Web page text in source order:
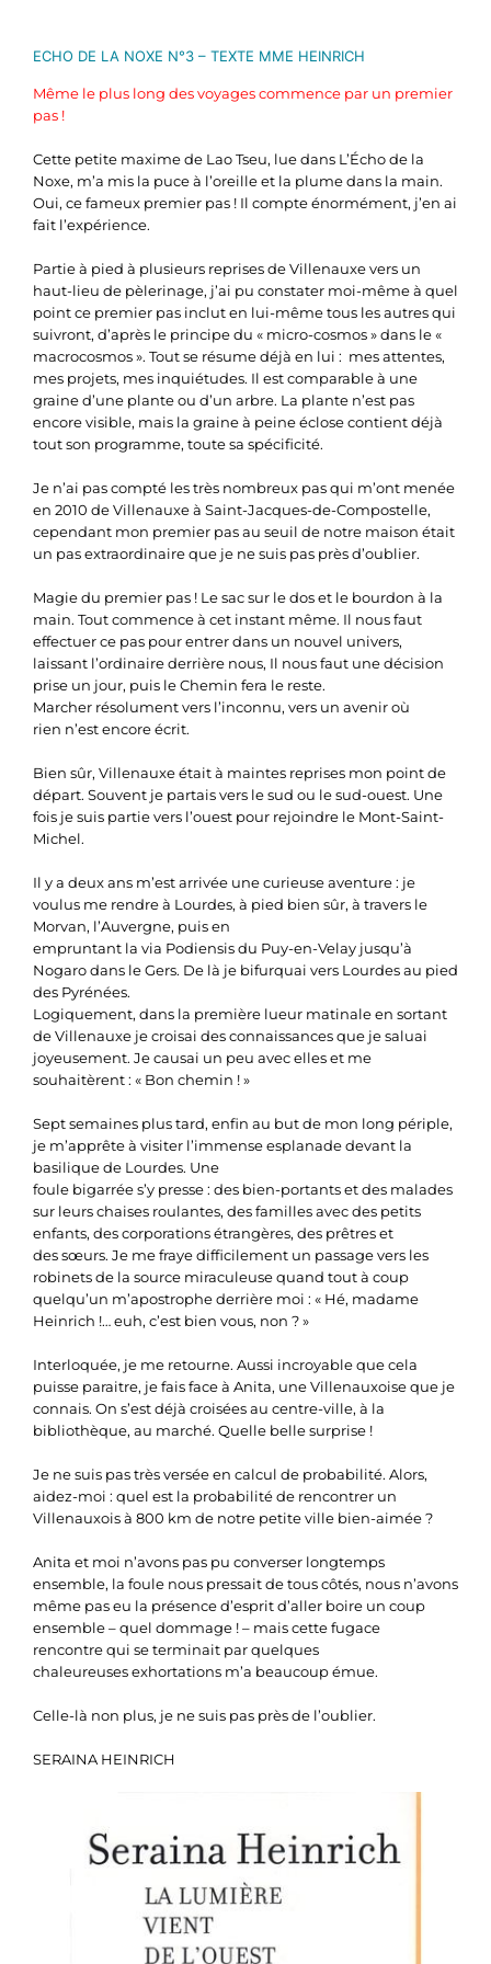
ECHO DE LA NOXE N°3 – TEXTE MME HEINRICH
Même le plus long des voyages commence par un premier
pas !
Cette petite maxime de Lao Tseu, lue dans L’Écho de la
Noxe, m’a mis la puce à l’oreille et la plume dans la main.
Oui, ce fameux premier pas ! Il compte énormément, j’en ai
fait l’expérience.
Partie à pied à plusieurs reprises de Villenauxe vers un
haut-lieu de pèlerinage, j’ai pu constater moi-même à quel
point ce premier pas inclut en lui-même tous les autres qui
suivront, d’après le principe du « micro-cosmos » dans le «
macrocosmos ». Tout se résume déjà en lui : mes attentes,
mes projets, mes inquiétudes. Il est comparable à une
graine d’une plante ou d’un arbre. La plante n’est pas
encore visible, mais la graine à peine éclose contient déjà
tout son programme, toute sa spécificité.
Je n’ai pas compté les très nombreux pas qui m’ont menée
en 2010 de Villenauxe à Saint-Jacques-de-Compostelle,
cependant mon premier pas au seuil de notre maison était
un pas extraordinaire que je ne suis pas près d’oublier.
Magie du premier pas ! Le sac sur le dos et le bourdon à la
main. Tout commence à cet instant même. Il nous faut
effectuer ce pas pour entrer dans un nouvel univers,
laissant l’ordinaire derrière nous, Il nous faut une décision
prise un jour, puis le Chemin fera le reste.
Marcher résolument vers l’inconnu, vers un avenir où
rien n’est encore écrit.
Bien sûr, Villenauxe était à maintes reprises mon point de
départ. Souvent je partais vers le sud ou le sud-ouest. Une
fois je suis partie vers l’ouest pour rejoindre le Mont-Saint-
Michel.
Il y a deux ans m’est arrivée une curieuse aventure : je
voulus me rendre à Lourdes, à pied bien sûr, à travers le
Morvan, l’Auvergne, puis en
empruntant la via Podiensis du Puy-en-Velay jusqu’à
Nogaro dans le Gers. De là je bifurquai vers Lourdes au pied
des Pyrénées.
Logiquement, dans la première lueur matinale en sortant
de Villenauxe je croisai des connaissances que je saluai
joyeusement. Je causai un peu avec elles et me
souhaitèrent : « Bon chemin ! »
Sept semaines plus tard, enfin au but de mon long périple,
je m’apprête à visiter l’immense esplanade devant la
basilique de Lourdes. Une
foule bigarrée s’y presse : des bien-portants et des malades
sur leurs chaises roulantes, des familles avec des petits
enfants, des corporations étrangères, des prêtres et
des sœurs. Je me fraye difficilement un passage vers les
robinets de la source miraculeuse quand tout à coup
quelqu’un m’apostrophe derrière moi : « Hé, madame
Heinrich !… euh, c’est bien vous, non ? »
Interloquée, je me retourne. Aussi incroyable que cela
puisse paraitre, je fais face à Anita, une Villenauxoise que je
connais. On s’est déjà croisées au centre-ville, à la
bibliothèque, au marché. Quelle belle surprise !
Je ne suis pas très versée en calcul de probabilité. Alors,
aidez-moi : quel est la probabilité de rencontrer un
Villenauxois à 800 km de notre petite ville bien-aimée ?
Anita et moi n’avons pas pu converser longtemps
ensemble, la foule nous pressait de tous côtés, nous n’avons
même pas eu la présence d’esprit d’aller boire un coup
ensemble – quel dommage ! – mais cette fugace
rencontre qui se terminait par quelques
chaleureuses exhortations m’a beaucoup émue.
Celle-là non plus, je ne suis pas près de l’oublier.
SERAINA HEINRICH